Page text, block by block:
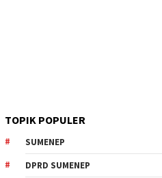
TOPIK POPULER
SUMENEP
DPRD SUMENEP